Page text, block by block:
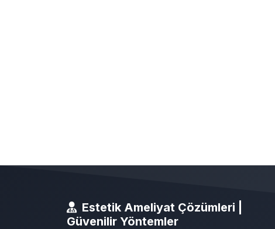
Estetik Ameliyat Çözümleri |
Güvenilir Yöntemler